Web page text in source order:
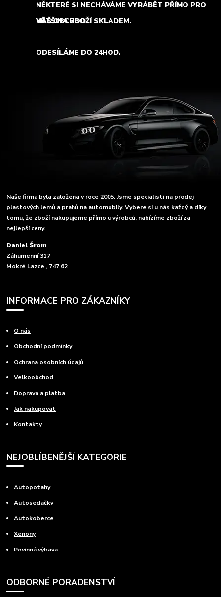
NĚKTERÉ SI NECHÁVÁME VYRÁBĚT PŘÍMO PRO
NÁŠ OBCHOD.
VĚTŠINA ZBOŽÍ SKLADEM.
ODESÍLÁME DO 24HOD.
Naše firma byla založena v roce 2005. Jsme specialisti na prodej
plastových lemů a prahů na automobily. Vybere si u nás každý a díky
tomu, že zboží nakupujeme přímo u výrobců, nabízíme zboží za
nejlepší ceny.
Daniel Šrom
Záhumenní 317
Mokré Lazce , 747 62
INFORMACE PRO ZÁKAZNÍKY
O nás
Obchodní podmínky
Ochrana osobních údajů
Velkoobchod
Doprava a platba
Jak nakupovat
Kontakty
NEJOBLÍBENĚJŠÍ KATEGORIE
Autopotahy
Autosedačky
Autokoberce
Xenony
Povinná výbava
ODBORNÉ PORADENSTVÍ